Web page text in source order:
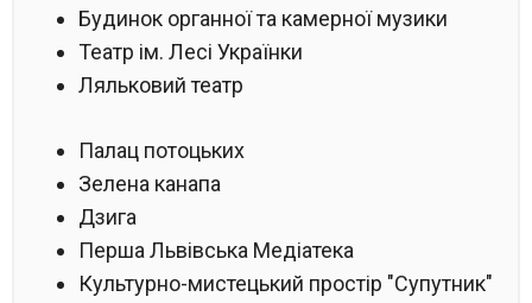
Будинок органної та камерної музики
Театр ім. Лесі Українки
Ляльковий театр
Палац потоцьких
Зелена канапа
Дзига
Перша Львівська Медіатека
Культурно-мистецький простір "Супутник"